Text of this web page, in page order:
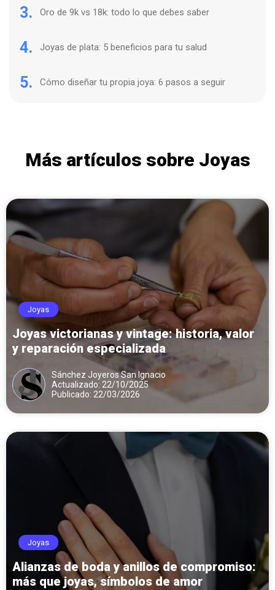
3. Oro de 9k vs 18k: todo lo que debes saber
4. Joyas de plata: 5 beneficios para tu salud
5. Cómo diseñar tu propia joya: 6 pasos a seguir
Más artículos sobre Joyas
Joyas
Joyas victorianas y vintage: historia, valor
y reparación especializada
Sánchez Joyeros San Ignacio
Actualizado: 22/10/2025
Publicado: 22/03/2026
Joyas
Alianzas de boda y anillos de compromiso:
más que joyas, símbolos de amor